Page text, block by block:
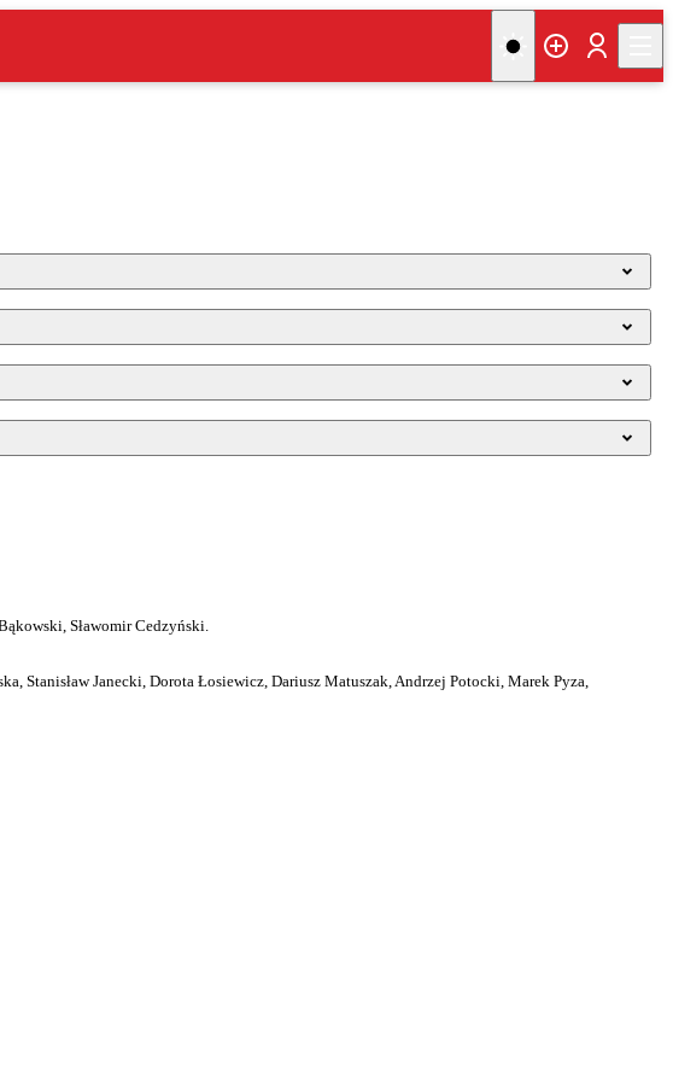
Sławomir Cedzyński.
Stanisław Janecki, Dorota Łosiewicz, Dariusz Matuszak, Andrzej Potocki, Marek Pyza,